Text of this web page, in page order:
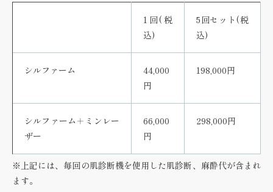
1回(税
込)
5回セット(税
込)
シルファーム
44,000
円
198,000円
シルファーム＋ミンレー
ザー
66,000
円
298,000円
※上記には、毎回の肌診断機を使用した肌診断、麻酔代が含まれ
ます。